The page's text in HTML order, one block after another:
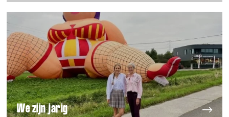
We zijn jarig